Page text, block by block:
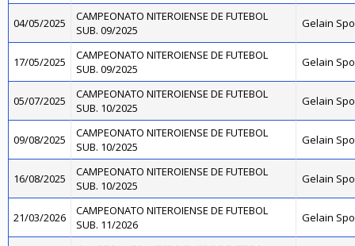
04/05/2025
CAMPEONATO NITEROIENSE DE FUTEBOL
SUB. 09/2025
Gelain
17/05/2025
CAMPEONATO NITEROIENSE DE FUTEBOL
SUB. 09/2025
Gelain
05/07/2025
CAMPEONATO NITEROIENSE DE FUTEBOL
SUB. 10/2025
Gelain
09/08/2025
CAMPEONATO NITEROIENSE DE FUTEBOL
SUB. 10/2025
Gelain
16/08/2025
CAMPEONATO NITEROIENSE DE FUTEBOL
SUB. 10/2025
Gelain
21/03/2026
CAMPEONATO NITEROIENSE DE FUTEBOL
SUB. 11/2026
Gelain